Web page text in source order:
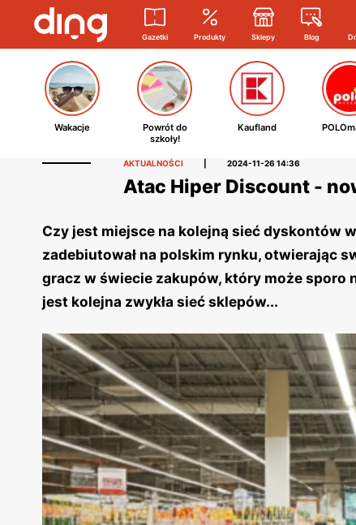
Gazetki Produkty Sklepy Blog
Wakacje
Powrót do
szkoły!
Kaufland
AKTUALNOŚCI 2024-11-26 14:36
Atac Hiper Discount -
Czy jest miejsce na kolejną sieć dyskontów
zadebiutował na polskim rynku, otwierając
gracz w świecie zakupów, który może sporo
jest kolejna zwykła sieć sklepów...